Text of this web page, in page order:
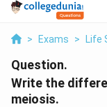
> Exams > Life
Question.
Write the
meiosis.